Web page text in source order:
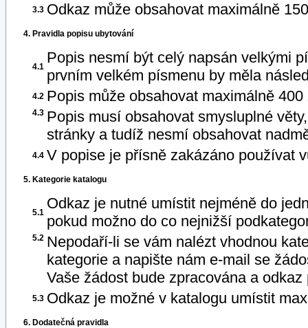
3.3 Odkaz může obsahovat maximálně
4. Pravidla popisu ubytování
4.1
Popis nesmí být celý napsán velkými
prvním velkém písmenu by měla
4.2 Popis může obsahovat maximálně
4.3 Popis musí obsahovat smysluplné
stránky a tudíž nesmí obsahovat
4.4 V popise je přísně zakázáno používat
5. Kategorie katalogu
5.1
Odkaz je nutné umístit nejméně do
pokud možno do co nejnižší
5.2 Nepodaří-li se vám nalézt vhodnou
kategorie a napište nám e-mail se
Vaše žádost bude zpracována a
5.3 Odkaz je možné v katalogu umístit
6. Dodatečná pravidla